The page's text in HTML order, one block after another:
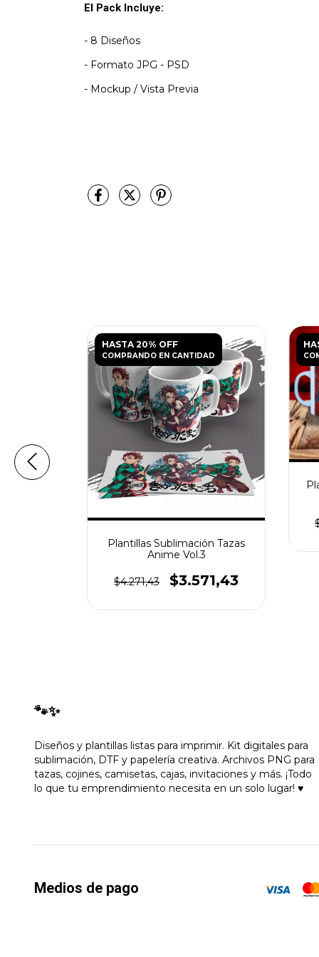
El Pack Incluye:
- 8 Diseños
- Formato JPG - PSD
- Mockup / Vista Previa
HASTA 20% OFF
COMPRANDO EN CANTIDAD
Plantillas Sublimación Tazas
Anime Vol.3
$4.271,43 $3.571,43
🐾✨
Diseños y plantillas listas para imprimir. Kit digitales para
sublimación, DTF y papelería creativa. Archivos PNG para
tazas, cojines, camisetas, cajas, invitaciones y más. ¡Todo
lo que tu emprendimiento necesita en un solo lugar! ♥
Medios de pago